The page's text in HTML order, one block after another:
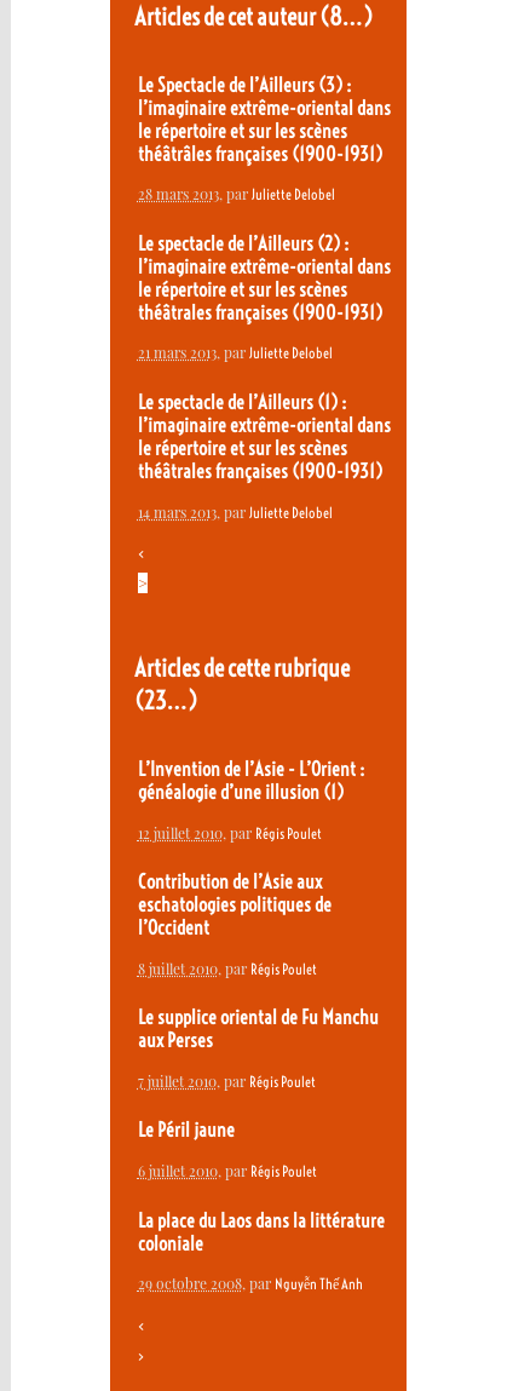
Articles de cet auteur(8…)
Le Spectacle de l’Ailleurs (3) :
l’imaginaire extrême-oriental dans
le répertoire et sur les scènes
théâtrâles françaises (1900-1931)
28 mars 2013, par Juliette Delobel
Le spectacle de l’Ailleurs (2) :
l’imaginaire extrême-oriental dans
le répertoire et sur les scènes
théâtrales françaises (1900-1931)
21 mars 2013, par Juliette Delobel
Le spectacle de l’Ailleurs (1) :
l’imaginaire extrême-oriental dans
le répertoire et sur les scènes
théâtrales françaises (1900-1931)
14 mars 2013, par Juliette Delobel
<
>
Articles de cette rubrique
(23…)
L’Invention de l’Asie - L’Orient :
généalogie d’une illusion (1)
12 juillet 2010, par Régis Poulet
Contribution de l’Asie aux
eschatologies politiques de
l’Occident
8 juillet 2010, par Régis Poulet
Le supplice oriental de Fu Manchu
aux Perses
7 juillet 2010, par Régis Poulet
Le Péril jaune
6 juillet 2010, par Régis Poulet
La place du Laos dans la littérature
coloniale
29 octobre 2008, par Nguyễn Thế Anh
<
>